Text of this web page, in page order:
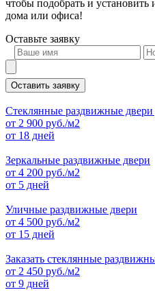
чтобы подобрать и установить
дома или офиса!
Оставьте заявку
Оставить заявку
Стеклянные раздвижные двери
от 2 900 руб./м2
от 18 дней
Зеркальные раздвижные двери
от 4 200 руб./м2
от 5 дней
Уличные раздвижные двери
от 4 500 руб./м2
от 15 дней
Заказать стеклянные
от 2 450 руб./м2
от 9 дней